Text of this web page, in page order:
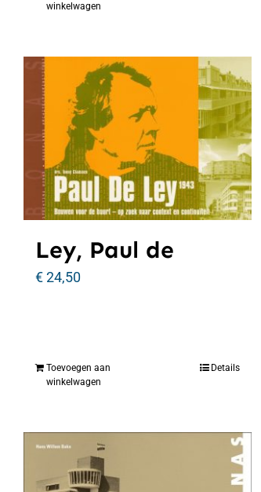
winkelwagen
Ley, Paul de
€24,50
Toevoegen aan
winkelwagen
Details